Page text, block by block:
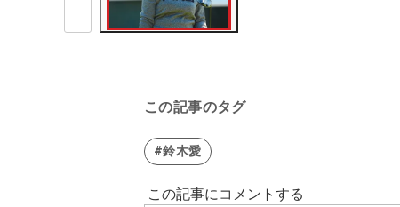
この記事のタグ
#鈴木愛